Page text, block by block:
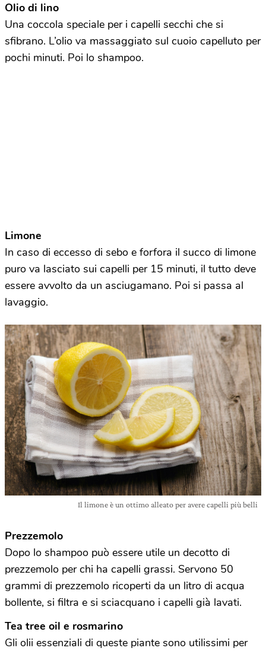
Olio di lino
Una coccola speciale per i capelli secchi che si
sfibrano. L’olio va massaggiato sul cuoio capelluto per
pochi minuti. Poi lo shampoo.
Limone
In caso di eccesso di sebo e forfora il succo di limone
puro va lasciato sui capelli per 15 minuti, il tutto deve
essere avvolto da un asciugamano. Poi si passa al
lavaggio.
Il limone è un ottimo alleato per avere capelli più belli
Prezzemolo
Dopo lo shampoo può essere utile un decotto di
prezzemolo per chi ha capelli grassi. Servono 50
grammi di prezzemolo ricoperti da un litro di acqua
bollente, si filtra e si sciacquano i capelli già lavati.
Tea tree oil e rosmarino
Gli olii essenziali di queste piante sono utilissimi per